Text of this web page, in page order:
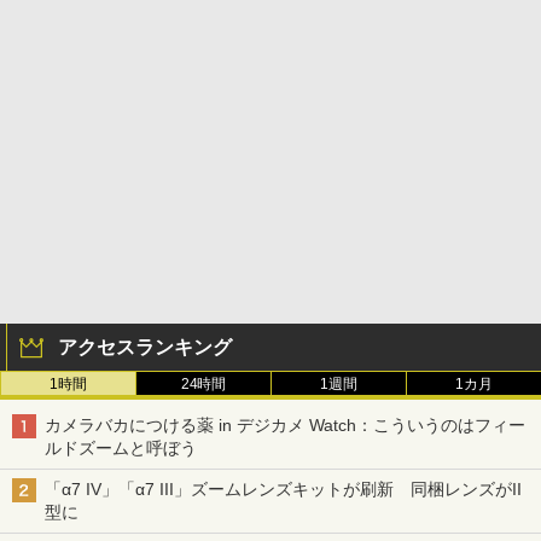
アクセスランキング
1時間 24時間 1週間 1カ月
カメラバカにつける薬 in デジカメ Watch：こういうのはフィー
ルドズームと呼ぼう
「α7 IV」「α7 III」ズームレンズキットが刷新 同梱レンズがII
型に